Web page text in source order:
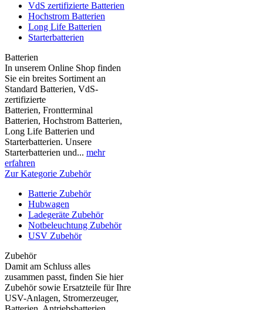
VdS zertifizierte Batterien
Hochstrom Batterien
Long Life Batterien
Starterbatterien
Batterien
In unserem Online Shop finden
Sie ein breites Sortiment an
Standard Batterien, VdS-
zertifizierte
Batterien, Frontterminal
Batterien, Hochstrom Batterien,
Long Life Batterien und
Starterbatterien. Unsere
Starterbatterien und... mehr
erfahren
Zur Kategorie Zubehör
Batterie Zubehör
Hubwagen
Ladegeräte Zubehör
Notbeleuchtung Zubehör
USV Zubehör
Zubehör
Damit am Schluss alles
zusammen passt, finden Sie hier
Zubehör sowie Ersatzteile für Ihre
USV-Anlagen, Stromerzeuger,